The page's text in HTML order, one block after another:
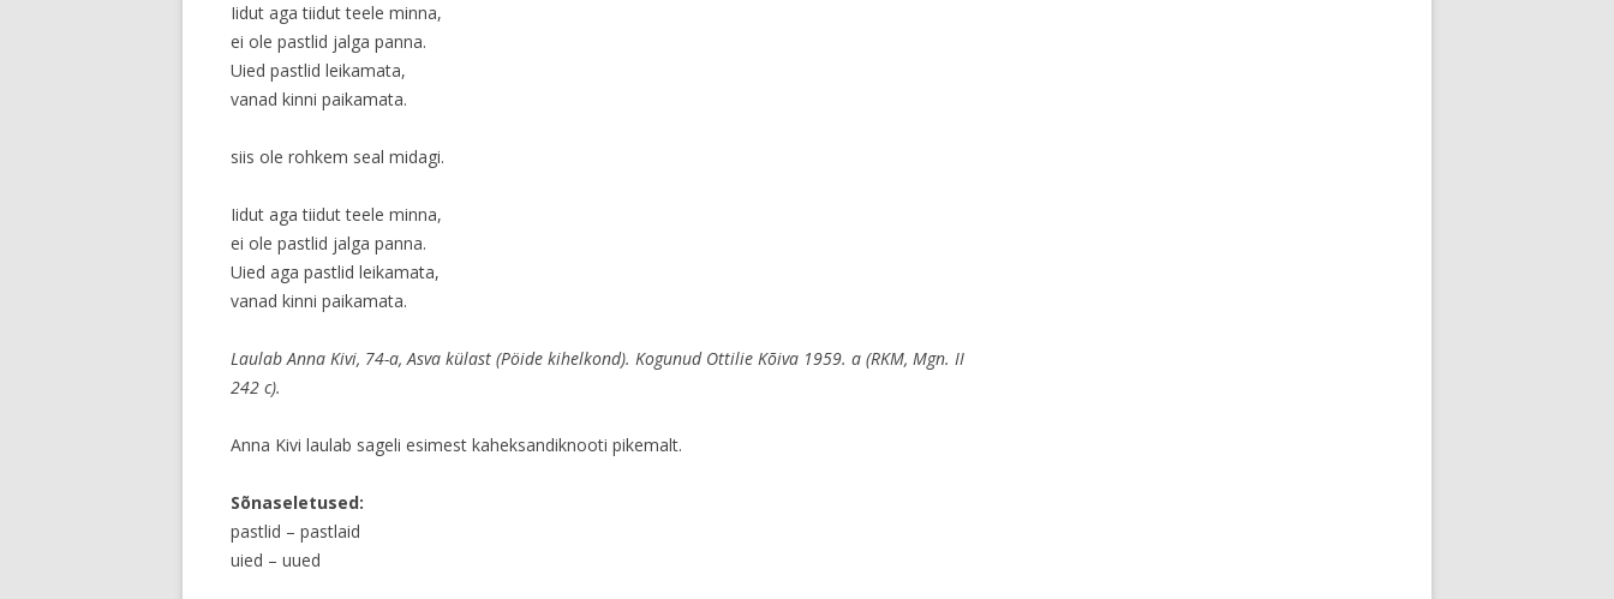
Iidut aga tiidut teele minna,
ei ole pastlid jalga panna.
Uied pastlid leikamata,
vanad kinni paikamata.
siis ole rohkem seal midagi.
Iidut aga tiidut teele minna,
ei ole pastlid jalga panna.
Uied aga pastlid leikamata,
vanad kinni paikamata.
Laulab Anna Kivi, 74-a, Asva külast (Pöide kihelkond). Kogunud Ottilie Kõiva 1959. a (RKM, Mgn. II
242 c).
Anna Kivi laulab sageli esimest kaheksandiknooti pikemalt.
Sõnaseletused:
pastlid – pastlaid
uied – uued